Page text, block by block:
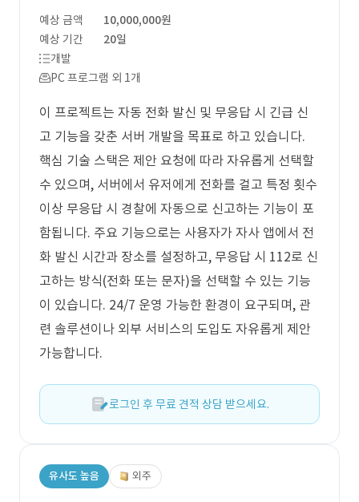
예상 금액
10,000,000원
예상 기간
20일
개발
PC 프로그램 외 1개
이 프로젝트는 자동 전화 발신 및 무응답 시 긴급 신
고 기능을 갖춘 서버 개발을 목표로 하고 있습니다.
핵심 기술 스택은 제안 요청에 따라 자유롭게 선택할
수 있으며, 서버에서 유저에게 전화를 걸고 특정 횟수
이상 무응답 시 경찰에 자동으로 신고하는 기능이 포
함됩니다. 주요 기능으로는 사용자가 자사 앱에서 전
화 발신 시간과 장소를 설정하고, 무응답 시 112로 신
고하는 방식(전화 또는 문자)을 선택할 수 있는 기능
이 있습니다. 24/7 운영 가능한 환경이 요구되며, 관
련 솔루션이나 외부 서비스의 도입도 자유롭게 제안
가능합니다.
로그인 후 무료 견적 상담 받으세요.
유사도 높음 외주